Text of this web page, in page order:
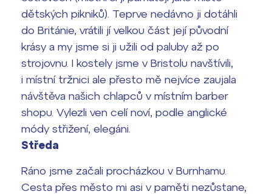
dětských pikniků). Teprve nedávno ji dotáhli
do Británie, vrátili jí velkou část její původní
krásy a my jsme si ji užili od paluby až po
strojovnu. I kostely jsme v Bristolu navštívili,
i místní tržnici ale přesto mě nejvíce zaujala
návštěva našich chlapců v místním barber
shopu. Vylezli ven celí noví, podle anglické
módy střižení, elegáni.
Středa
Ráno jsme začali procházkou v Burnhamu.
Cesta přes město mi asi v paměti nezůstane,